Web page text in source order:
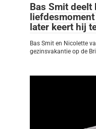
Bas Smit
later keert hij
Bas Smit en Nicolette
gezinsvakantie op de